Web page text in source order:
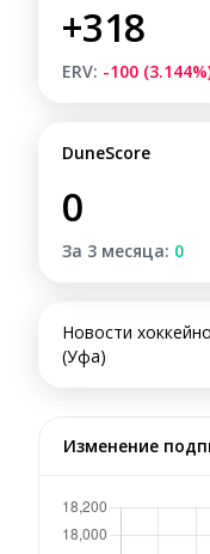
+318
ERV: -100
DuneScore
0
За 3 месяца: 0
Новости
(Уфа)
Изменение